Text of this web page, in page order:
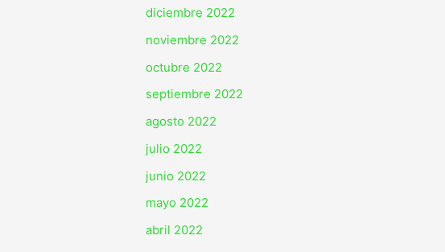
diciembre 2022
noviembre 2022
octubre 2022
septiembre 2022
agosto 2022
julio 2022
junio 2022
mayo 2022
abril 2022